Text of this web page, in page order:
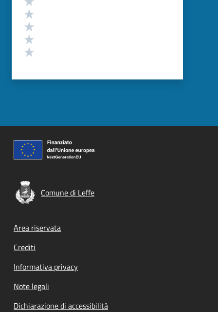
Comune di Leffe
Footer menu
Area riservata
Crediti
Informativa privacy
Note legali
Dichiarazione di accessibilità